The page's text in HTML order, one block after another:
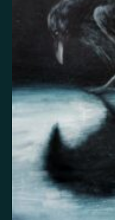
Itsetuhoisuus
Jännitys
Kaksisuuntainen
Kiitollisuus
Kuolema
Muisto
Pakko-oireinen häiriö
Persoonallisuushäiriö
Rauhallisuus
Rohkeus
Suojelusenkeli
Syyllisyys
Toivo